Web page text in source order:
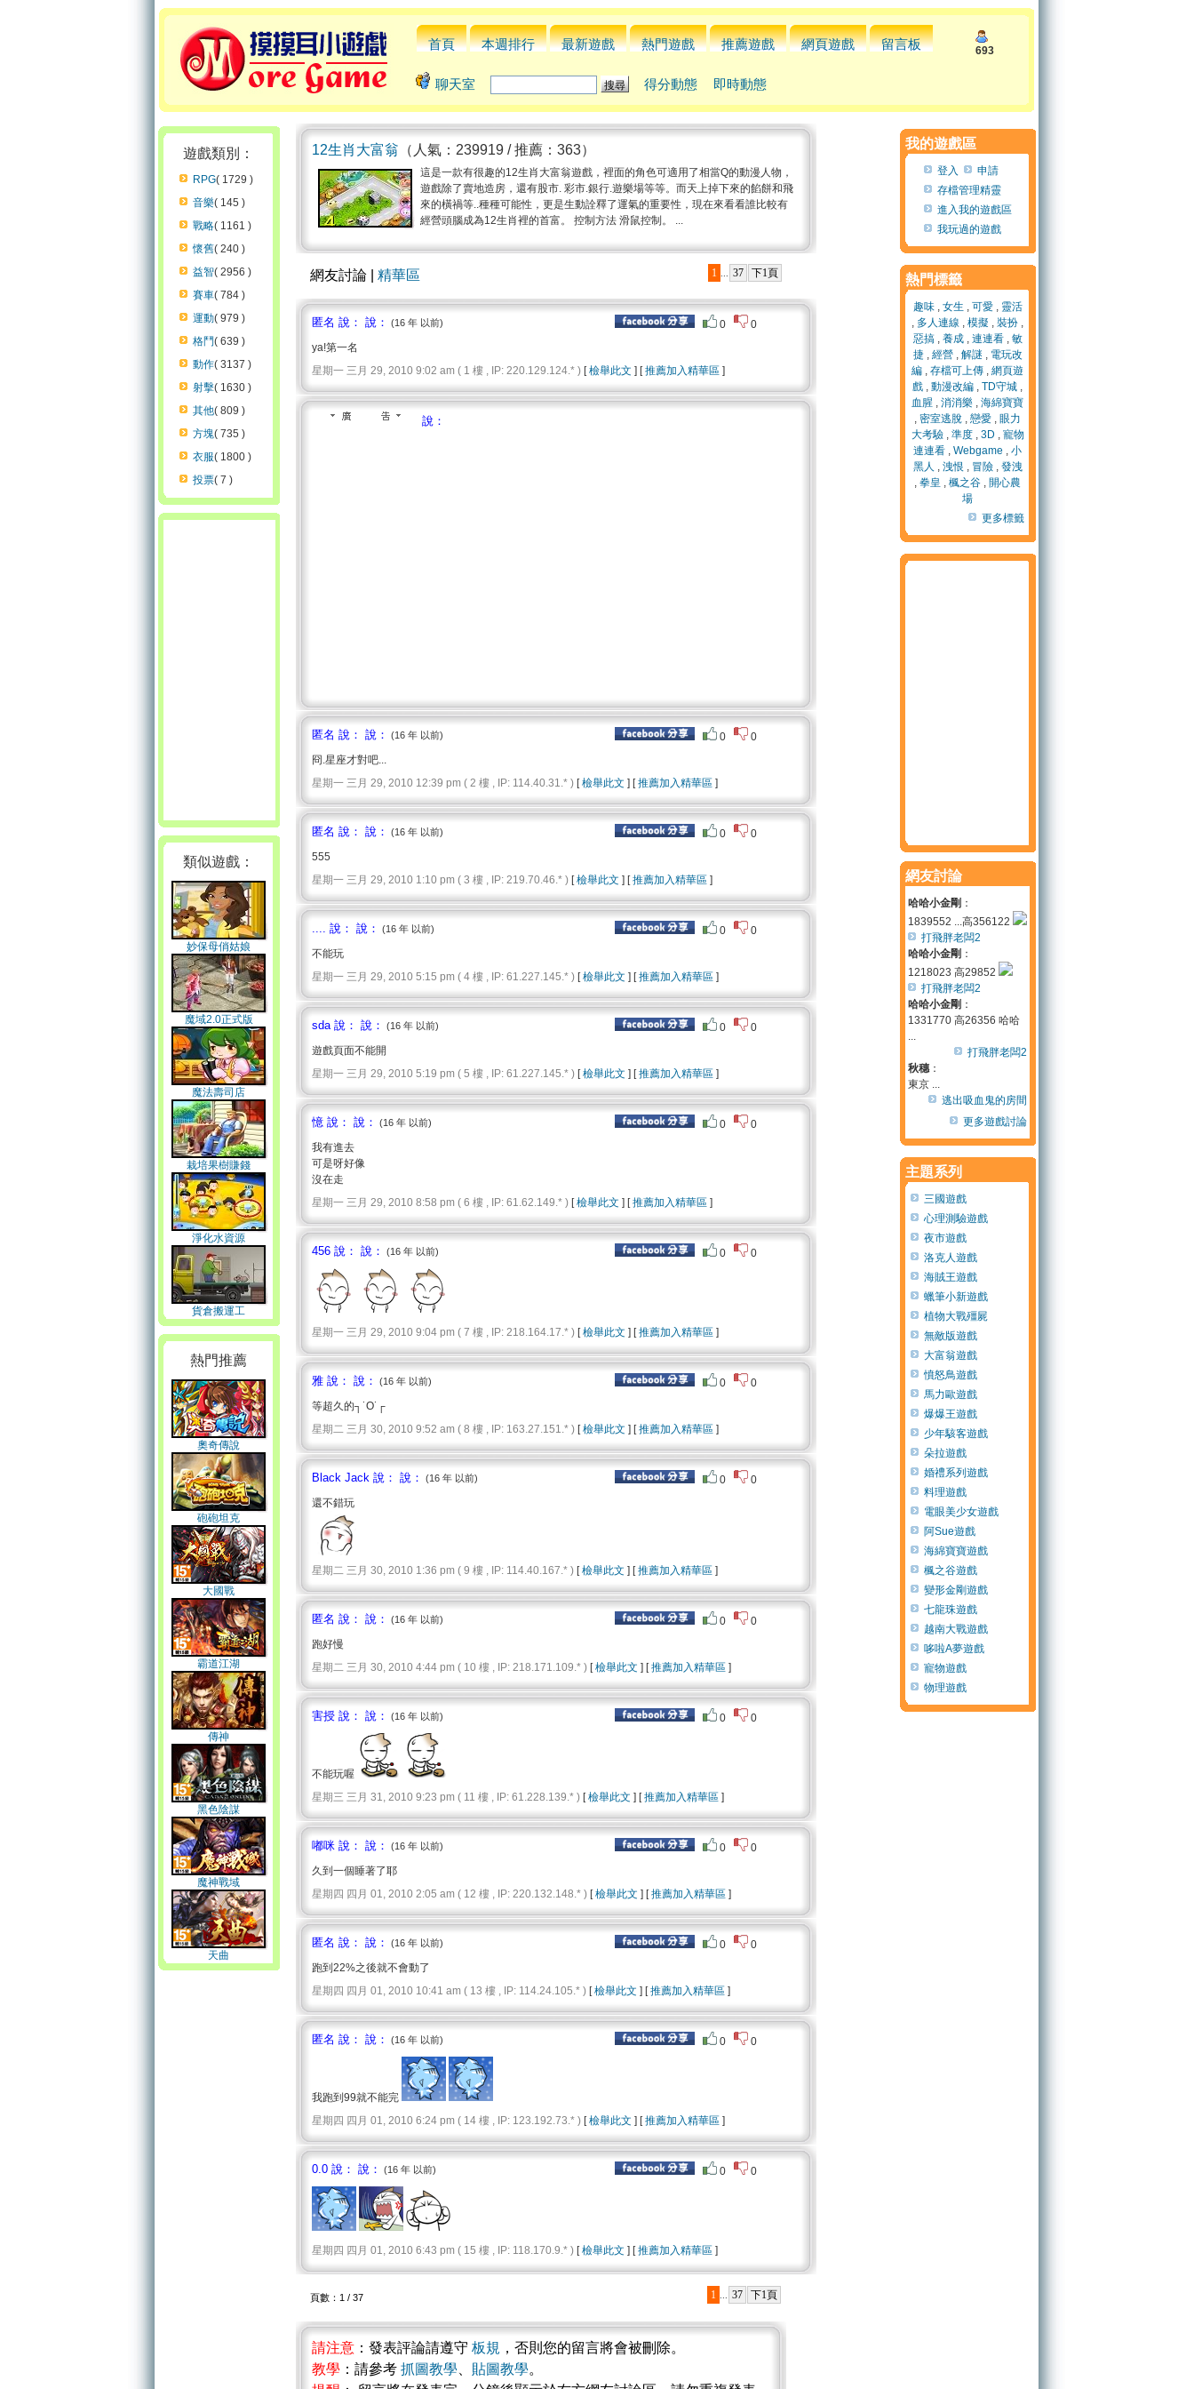
首頁 本週排行 最新遊戲 熱門遊戲 推薦遊戲 網頁遊戲 留言板 693
聊天室 得分動態 即時動態
遊戲類別：
RPG( 1729 )
音樂( 145 )
戰略( 1161 )
懷舊( 240 )
益智( 2956 )
賽車( 784 )
運動( 979 )
格鬥( 639 )
動作( 3137 )
射擊( 1630 )
其他( 809 )
方塊( 735 )
衣服( 1800 )
投票( 7 )
類似遊戲：
妙保母俏姑娘
魔域2.0正式版
魔法壽司店
栽培果樹賺錢
淨化水資源
貨倉搬運工
熱門推薦
奧奇傳說
砲砲坦克
大國戰
霸道江湖
傳神
黑色陰謀
魔神戰域
天曲
12生肖大富翁 （人氣：239919 / 推薦：363）
這是一款有很趣的12生肖大富翁遊戲，裡面的角色可適用了相當Q的動漫人物，
遊戲除了賣地造房，還有股市. 彩市.銀行.遊樂場等等。而天上掉下來的餡餅和飛
來的橫禍等..種種可能性，更是生動詮釋了運氣的重要性，現在來看看誰比較有
經營頭腦成為12生肖裡的首富。 控制方法 滑鼠控制。 ...
網友討論 | 精華區 1 37 下1頁
匿名 說： 說： (16 年 以前) 0
0
ya!第一名
星期一 三月 29, 2010 9:02 am ( 1 樓 , IP: 220.129.124.* ) [檢舉此文 ] [推薦加入精華區 ]
說：
匿名 說： 說： (16 年 以前) 0
0
冏.星座才對吧...
星期一 三月 29, 2010 12:39 pm ( 2 樓 , IP: 114.40.31.* ) [檢舉此文 ] [推薦加入精華區 ]
匿名 說： 說： (16 年 以前) 0
0
555
星期一 三月 29, 2010 1:10 pm ( 3 樓 , IP: 219.70.46.* ) [檢舉此文 ] [推薦加入精華區 ]
.... 說： 說： (16 年 以前) 0
0
不能玩
星期一 三月 29, 2010 5:15 pm ( 4 樓 , IP: 61.227.145.* ) [檢舉此文 ] [推薦加入精華區 ]
sda 說： 說： (16 年 以前) 0
0
遊戲頁面不能開
星期一 三月 29, 2010 5:19 pm ( 5 樓 , IP: 61.227.145.* ) [檢舉此文 ] [推薦加入精華區 ]
憶 說： 說： (16 年 以前) 0
0
我有進去
可是呀好像
沒在走
星期一 三月 29, 2010 8:58 pm ( 6 樓 , IP: 61.62.149.* ) [檢舉此文 ] [推薦加入精華區 ]
456 說： 說： (16 年 以前) 0 0
星期一 三月 29, 2010 9:04 pm ( 7 樓 , IP: 218.164.17.* ) [檢舉此文 ] [推薦加入精華區 ]
雅 說： 說： (16 年 以前) 0
0
等超久的┐˙O˙┌
星期二 三月 30, 2010 9:52 am ( 8 樓 , IP: 163.27.151.* ) [檢舉此文 ] [推薦加入精華區 ]
Black Jack 說： 說： (16 年 以前) 0
0
還不錯玩
星期二 三月 30, 2010 1:36 pm ( 9 樓 , IP: 114.40.167.* ) [檢舉此文 ] [推薦加入精華區 ]
匿名 說： 說： (16 年 以前) 0
0
跑好慢
星期二 三月 30, 2010 4:44 pm ( 10 樓 , IP: 218.171.109.* ) [檢舉此文 ] [推薦加入精華區 ]
害授 說： 說： (16 年 以前) 0 0
不能玩喔
星期三 三月 31, 2010 9:23 pm ( 11 樓 , IP: 61.228.139.* ) [檢舉此文 ] [推薦加入精華區 ]
嘟咪 說： 說： (16 年 以前) 0
0
久到一個睡著了耶
星期四 四月 01, 2010 2:05 am ( 12 樓 , IP: 220.132.148.* ) [檢舉此文 ] [推薦加入精華區 ]
匿名 說： 說： (16 年 以前) 0
0
跑到22%之後就不會動了
星期四 四月 01, 2010 10:41 am ( 13 樓 , IP: 114.24.105.* ) [檢舉此文 ] [推薦加入精華區 ]
匿名 說： 說： (16 年 以前) 0 0
我跑到99就不能完
星期四 四月 01, 2010 6:24 pm ( 14 樓 , IP: 123.192.73.* ) [檢舉此文 ] [推薦加入精華區 ]
0.0 說： 說： (16 年 以前) 0 0
星期四 四月 01, 2010 6:43 pm ( 15 樓 , IP: 118.170.9.* ) [檢舉此文 ] [推薦加入精華區 ]
頁數：1 / 37 1 37 下1頁
請注意 ：發表評論請遵守 板規 ，否則您的留言將會被刪除。
教學 ：請參考 抓圖教學 貼圖教學。
我的遊戲區
登入
申請
存檔管理精靈
進入我的遊戲區
我玩過的遊戲
熱門標籤
趣味, 女生 , 可愛, 靈活
, 多人連線 , 模擬 , 裝扮 ,
惡搞, 養成, 連連看, 敏
捷, 經營, 解謎 , 電玩改
編 , 存檔可上傳 , 網頁遊
戲 , 動漫改編 , TD守城 ,
血腥 , 消消樂 , 海綿寶寶
, 密室逃脫 , 戀愛 , 眼力
大考驗, 準度, 3D , 寵物
連連看 , Webgame , 小
黑人 , 洩恨 , 冒險, 發洩
, 拳皇 , 楓之谷 , 開心農
場
更多標籤
網友討論
哈哈小金剛 ：
1839552 ...高356122
打飛胖老闆2
哈哈小金剛 ：
1218023 高29852
打飛胖老闆2
哈哈小金剛 ：
1331770 高26356 哈哈
...
打飛胖老闆2
秋穗：
東京 ...
逃出吸血鬼的房間
更多遊戲討論
主題系列
三國遊戲
心理測驗遊戲
夜市遊戲
洛克人遊戲
海賊王遊戲
蠟筆小新遊戲
植物大戰殭屍
無敵版遊戲
大富翁遊戲
憤怒鳥遊戲
馬力歐遊戲
爆爆王遊戲
少年駭客遊戲
朵拉遊戲
婚禮系列遊戲
料理遊戲
電眼美少女遊戲
阿Sue遊戲
海綿寶寶遊戲
楓之谷遊戲
變形金剛遊戲
七龍珠遊戲
越南大戰遊戲
哆啦A夢遊戲
寵物遊戲
物理遊戲